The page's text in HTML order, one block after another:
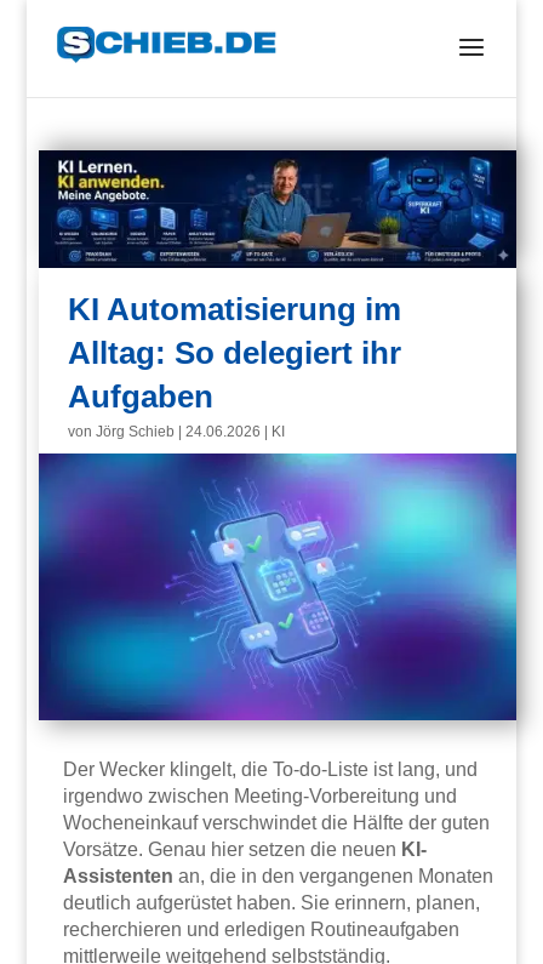
KI Automatisierung im
Alltag: So delegiert ihr
Aufgaben
vonJörg Schieb |24.06.2026 KI
Der Wecker klingelt, die To-do-Liste ist lang, und
irgendwo zwischen Meeting-Vorbereitung und
Wocheneinkauf verschwindet die Hälfte der guten
Vorsätze. Genau hier setzen die neuen KI-
Assistenten an, die in den vergangenen Monaten
deutlich aufgerüstet haben. Sie erinnern, planen,
recherchieren und erledigen Routineaufgaben
mittlerweile weitgehend selbstständig.